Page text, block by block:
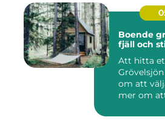
Boende
fjäll och
Att hitta
om att
mer om